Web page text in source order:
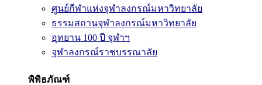
ศูนย์กีฬาแห่งจุฬาลงกรณ์มหาวิทยาลัย
ธรรมสถานจุฬาลงกรณ์มหาวิทยาลัย
อุทยาน 100 ปี จุฬาฯ
จุฬาลงกรณ์ราชบรรณาลัย
พิพิธภัณฑ์